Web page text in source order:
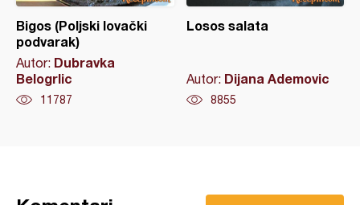
Bigos (Poljski lovački
podvarak)
Autor: Dubravka
Belogrlic
11787
Losos salata
Autor: Dijana Ademovic
8855